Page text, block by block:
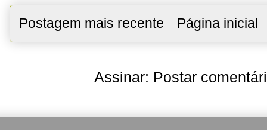
Postagem mais recente Página inicial
Assinar: Postar